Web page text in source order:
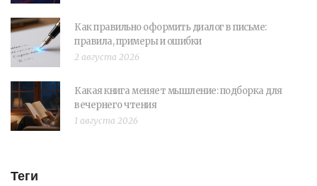
Как правильно оформить диалог в письме:
правила, примеры и ошибки
2 августа 2026
Какая книга меняет мышление: подборка для
вечернего чтения
1 августа 2026
Теги